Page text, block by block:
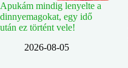
Apukám mindig lenyelte a
dinnyemagokat, egy idő
után ez történt vele!
2026-08-05